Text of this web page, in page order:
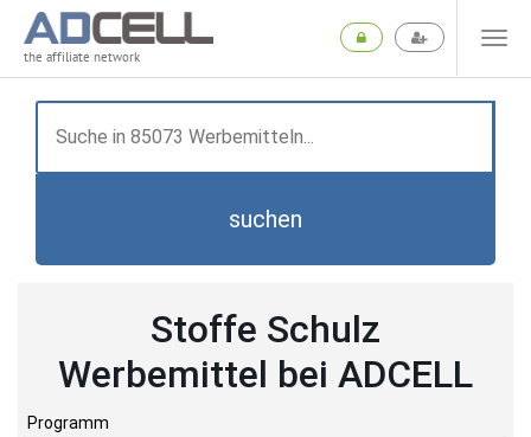
the affiliate network
suchen
Stoffe Schulz
Werbemittel bei ADCELL
Programm